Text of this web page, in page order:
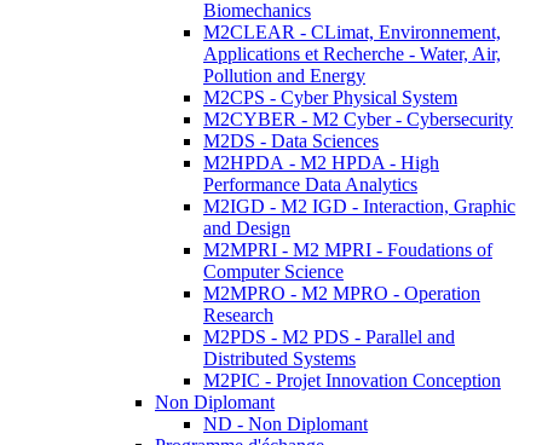
Biomechanics
M2CLEAR - CLimat, Environnement,
Applications et Recherche - Water, Air,
Pollution and Energy
M2CPS - Cyber Physical System
M2CYBER - M2 Cyber - Cybersecurity
M2DS - Data Sciences
M2HPDA - M2 HPDA - High
Performance Data Analytics
M2IGD - M2 IGD - Interaction, Graphic
and Design
M2MPRI - M2 MPRI - Foudations of
Computer Science
M2MPRO - M2 MPRO - Operation
Research
M2PDS - M2 PDS - Parallel and
Distributed Systems
M2PIC - Projet Innovation Conception
Non Diplomant
ND - Non Diplomant